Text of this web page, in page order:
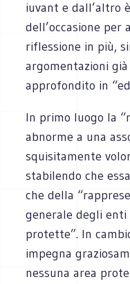
iuvant e dall’altro
dell’occasione per
riflessione in più,
argomentazioni
approfondito in
In primo luogo la
abnorme a una
squisitamente
stabilendo che
che della
generale degli
protette”. In
impegna
nessuna area